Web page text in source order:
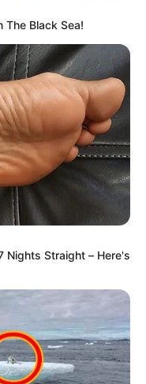
con productores
técnicas de
costeño de los
de Oro, Chimá,
sus técnicas
útil del producto y
patente.
The Black Sea!
Nights Straight – Here's